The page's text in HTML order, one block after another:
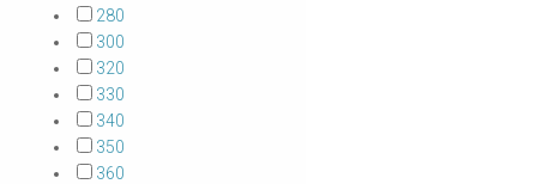
280
300
320
330
340
350
360